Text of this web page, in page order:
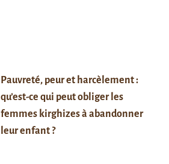
Pauvreté, peur et harcèlement :
qu’est-ce qui peut obliger les
femmes kirghizes à abandonner
leur enfant ?